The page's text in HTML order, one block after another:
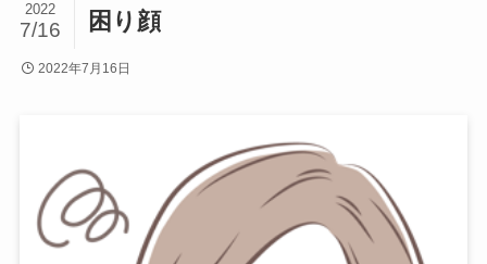
困り顔
2022
7/16
2022年7月16日